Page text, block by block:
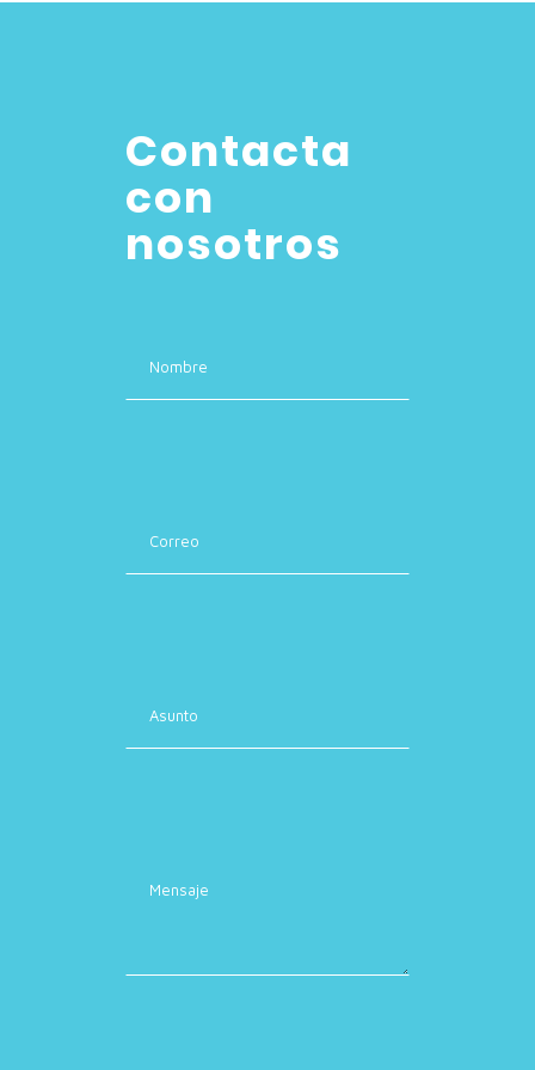
Contacta
con
nosotros